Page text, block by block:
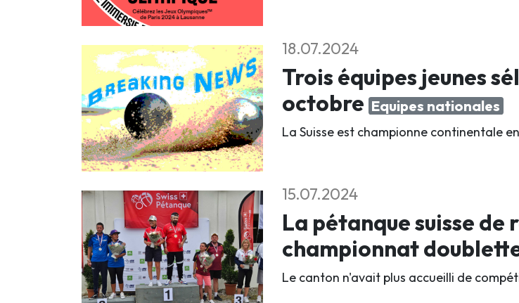
18.07.2024
Trois équipes jeunes
octobre Equipes nationales
La Suisse est championne continentale
15.07.2024
La pétanque suisse
championnat
Le canton n'avait plus accueilli de